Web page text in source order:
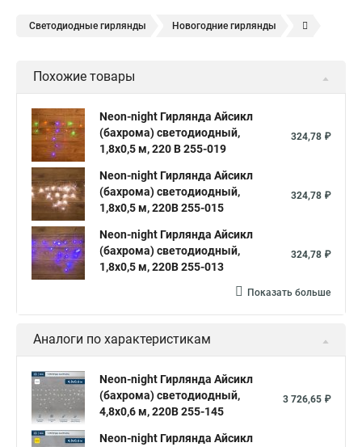
Светодиодные гирлянды Новогодние гирлянды
Электрическая гирлянда
Похожие товары
Neon-night Гирлянда Айсикл
(бахрома) светодиодный,
1,8х0,5 м, 220 В 255-019
324,78 ₽
Neon-night Гирлянда Айсикл
(бахрома) светодиодный,
1,8х0,5 м, 220В 255-015
324,78 ₽
Neon-night Гирлянда Айсикл
(бахрома) светодиодный,
1,8х0,5 м, 220В 255-013
324,78 ₽
Показать больше
Аналоги по характеристикам
Neon-night Гирлянда Айсикл
(бахрома) светодиодный,
4,8х0,6 м, 220В 255-145
3 726,65 ₽
Neon-night Гирлянда Айсикл